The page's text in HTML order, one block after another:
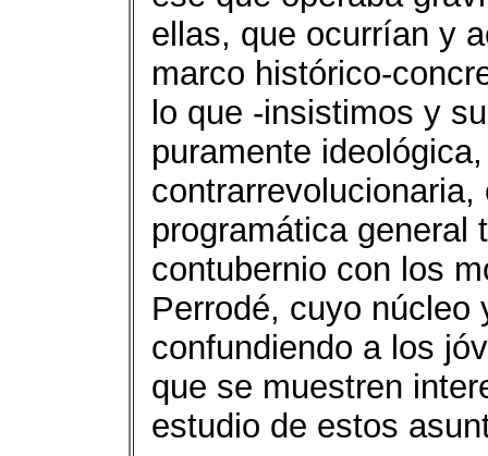
ellas, que ocurrían y
marco histórico-
lo que -insistimos y
puramente
programática general
contubernio con los
Perrodé, cuyo núcleo
confundiendo a los
que se muestren
estudio de estos